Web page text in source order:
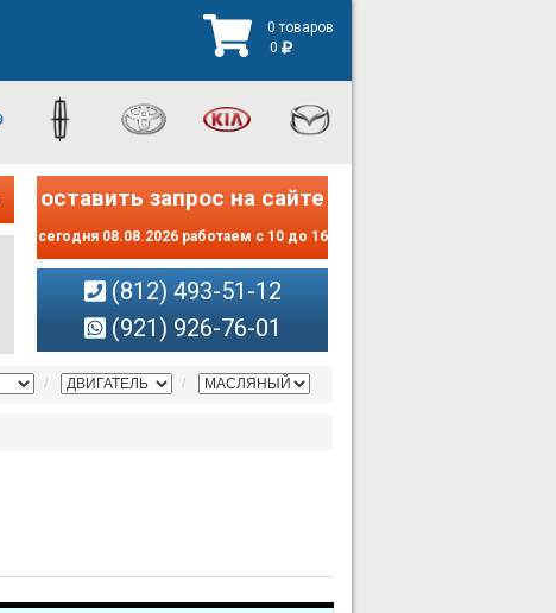
0 товаров
0
оставить запрос на сайте
сегодня 08.08.2026 работаем с 10 до 16
(812) 493-51-12
(921) 926-76-01